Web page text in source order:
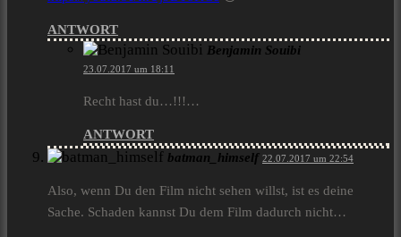
ANTWORT
Benjamin Souibi
23.07.2017 um 18:11
Recht hast du…!!!…
ANTWORT
batman_himself 22.07.2017 um 22:54
Also, wenn Du den Film nicht sehen willst, ist es deine
Sache. Schaden kannst Du dem Film dadurch nicht…